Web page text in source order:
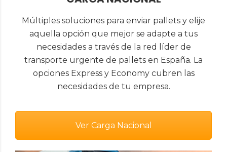
Múltiples soluciones para enviar pallets y elije
aquella opción que mejor se adapte a tus
necesidades a través de la red líder de
transporte urgente de pallets en España. La
opciones Express y Economy cubren las
necesidades de tu empresa.
Ver Carga Nacional